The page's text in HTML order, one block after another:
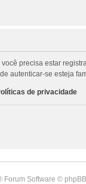
você precisa estar
autenticar-se esteja
de privacidade
Forum Software ©